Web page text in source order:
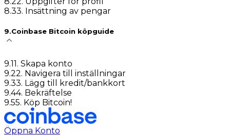
8.33. Insättning av pengar
9.Coinbase Bitcoin köpguide
9.11. Skapa konto
9.22. Navigera till inställningar
9.33. Lägg till kredit/bankkort
9.44. Bekräftelse
9.55. Köp Bitcoin!
Öppna Konto